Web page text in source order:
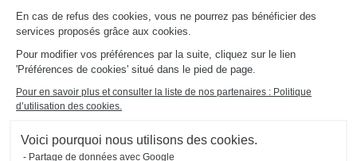
En cas de refus des cookies, vous ne pourrez pas bénéficier des
services proposés grâce aux cookies.
Pour modifier vos préférences par la suite, cliquez sur le lien
'Préférences de cookies' situé dans le pied de page.
Pour en savoir plus et consulter la liste de nos partenaires : Politique
d’utilisation des cookies.
Voici pourquoi nous utilisons des cookies.
Partage de données avec Google
Profitez de votre
cuisine en bois
ancien Schmidt !
chaque détail compte pour créer une atmosphère
accueillante et chaleureuse. Les meubles aux lignes douces,
Ouvrir un magasin
Schmidt dans le monde
Nos magasins en France